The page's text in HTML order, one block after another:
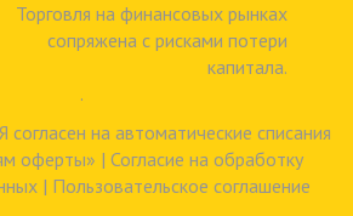
Торговля на финансовых рынках
сопряжена с рисками потери
капитала.
.
согласен на автоматические списания
оферты» | Согласие на обработку
| Пользовательское соглашение